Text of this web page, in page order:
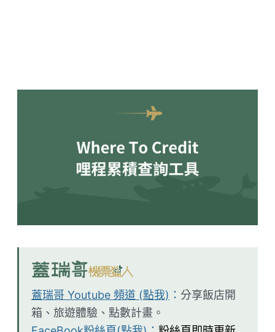
蓋瑞哥 Youtube 頻道 (點我) ： 分享飯店開
箱、旅遊體驗、點數計畫。